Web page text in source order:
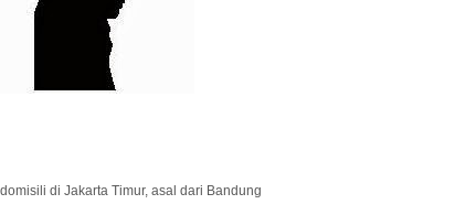
di Jakarta Timur, asal dari Bandung